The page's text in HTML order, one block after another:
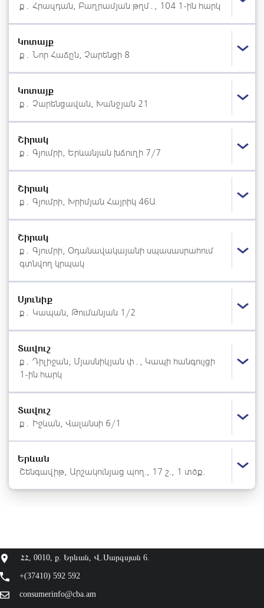
ք․ Հրազդան, Բաղրամյան թղմ․, 104 1-ին հարկ
Կոտայք
ք․ Նոր Հաճըն, Չարենցի 8
Կոտայք
ք․ Չարենցավան, Խանջյան 21
Շիրակ
ք․ Գյումրի, Երևանյան խճուղի 7/7
Շիրակ
ք․ Գյումրի, Խրիմյան Հայրիկ 46Ա
Շիրակ
ք․ Գյումրի, Օդանավակայանի սպասասրահում
գտնվող կրպակ
Սյունիք
ք․ Կապան, Թումանյան 1/2
Տավուշ
ք․ Դիլիջան, Մյասնիկյան փ․, Կապի հանգույցի
1-ին հարկ
Տավուշ
ք․ Իջևան, Վալանսի 6/1
Երևան
Շենգավիթ, Արշակունյաց պող., 17 շ., 1 տծք.
ՀՀ, 0010, ք. Երևան, Վ.Սարգսյան 6.
+(37410) 592 592
consumerinfo@cba.am